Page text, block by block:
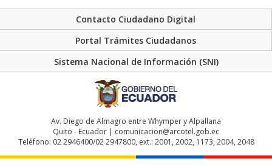
Contacto Ciudadano Digital
Portal Trámites Ciudadanos
Sistema Nacional de Información (SNI)
Av. Diego de Almagro entre Whymper y Alpallana
Quito - Ecuador | comunicacion@arcotel.gob.ec
Teléfono: 02 2946400/02 2947800, ext.: 2001, 2002, 1173, 2004, 2048